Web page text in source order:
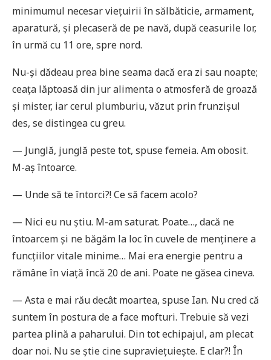
minimumul necesar viețuirii în sălbăticie, armament,
aparatură, și plecaseră de pe navă, după ceasurile lor,
în urmă cu 11 ore, spre nord.
Nu-și dădeau prea bine seama dacă era zi sau noapte;
ceața lăptoasă din jur alimenta o atmosferă de groază
și mister, iar cerul plumburiu, văzut prin frunzișul
des, se distingea cu greu.
— Junglă, junglă peste tot, spuse femeia. Am obosit.
M-aș întoarce.
— Unde să te întorci?! Ce să facem acolo?
— Nici eu nu știu. M-am saturat. Poate…, dacă ne
întoarcem și ne băgăm la loc în cuvele de menținere a
funcțiilor vitale minime… Mai era energie pentru a
rămâne în viață încă 20 de ani. Poate ne găsea cineva.
— Asta e mai rău decât moartea, spuse Ian. Nu cred că
suntem în postura de a face mofturi. Trebuie să vezi
partea plină a paharului. Din tot echipajul, am plecat
doar noi. Nu se știe cine supraviețuiește. E clar?! În